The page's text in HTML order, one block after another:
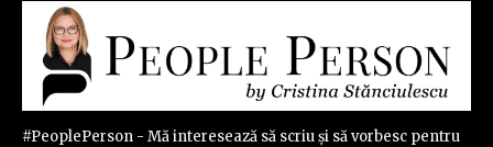
#PeoplePerson - Mă interesează să scriu și să vorbesc pentru